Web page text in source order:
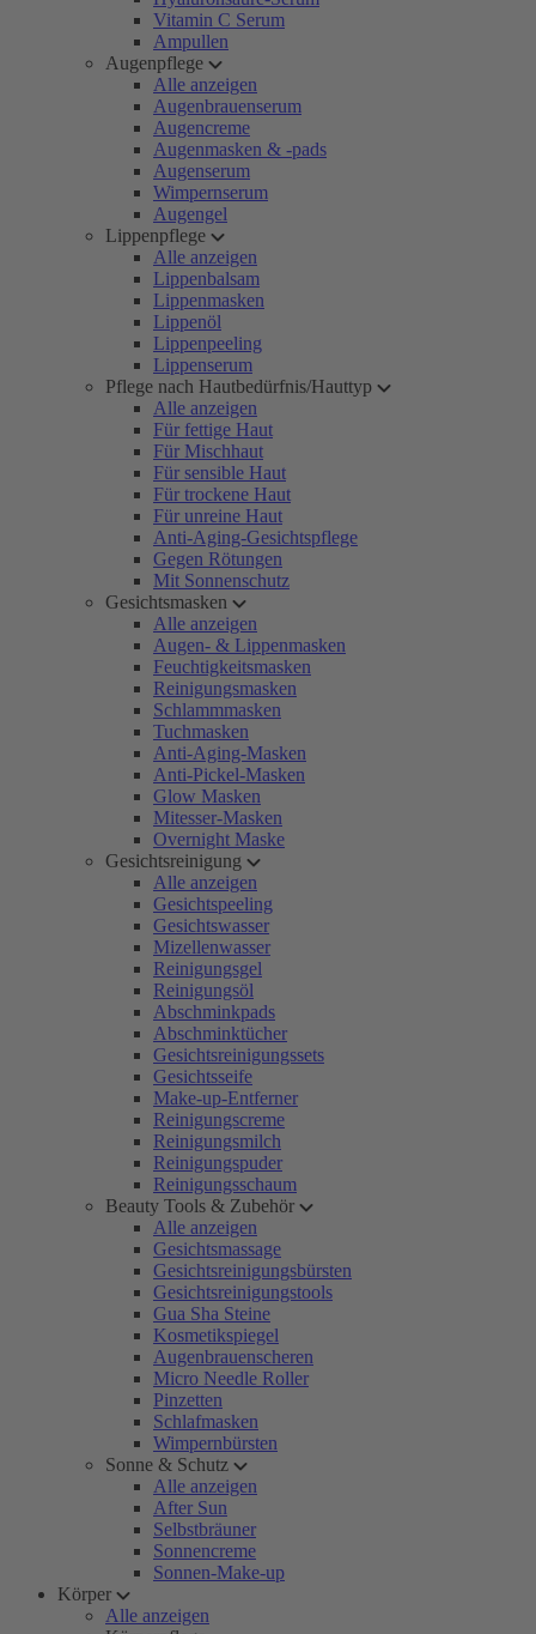
Vitamin C Serum
Ampullen
Augenpflege
Alle anzeigen
Augenbrauenserum
Augencreme
Augenmasken & -pads
Augenserum
Wimpernserum
Augengel
Lippenpflege
Alle anzeigen
Lippenbalsam
Lippenmasken
Lippenöl
Lippenpeeling
Lippenserum
Pflege nach Hautbedürfnis/Hauttyp
Alle anzeigen
Für fettige Haut
Für Mischhaut
Für sensible Haut
Für trockene Haut
Für unreine Haut
Anti-Aging-Gesichtspflege
Gegen Rötungen
Mit Sonnenschutz
Gesichtsmasken
Alle anzeigen
Augen- & Lippenmasken
Feuchtigkeitsmasken
Reinigungsmasken
Schlammmasken
Tuchmasken
Anti-Aging-Masken
Anti-Pickel-Masken
Glow Masken
Mitesser-Masken
Overnight Maske
Gesichtsreinigung
Alle anzeigen
Gesichtspeeling
Gesichtswasser
Mizellenwasser
Reinigungsgel
Reinigungsöl
Abschminkpads
Abschminktücher
Gesichtsreinigungssets
Gesichtsseife
Make-up-Entferner
Reinigungscreme
Reinigungsmilch
Reinigungspuder
Reinigungsschaum
Beauty Tools & Zubehör
Alle anzeigen
Gesichtsmassage
Gesichtsreinigungsbürsten
Gesichtsreinigungstools
Gua Sha Steine
Kosmetikspiegel
Augenbrauenscheren
Micro Needle Roller
Pinzetten
Schlafmasken
Wimpernbürsten
Sonne & Schutz
Alle anzeigen
After Sun
Selbstbräuner
Sonnencreme
Sonnen-Make-up
Körper
Alle anzeigen